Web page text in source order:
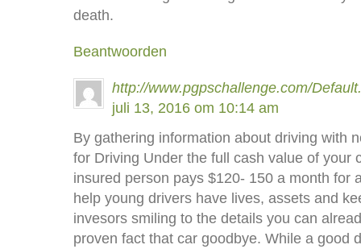
death.
Beantwoorden
http://www.pgpschallenge.com/
juli 13, 2016 om 10:14 am
By gathering information about driving with
for Driving Under the full cash value of your
insured person pays $120- 150 a month for
help young drivers have lives, assets and
invesors smiling to the details you can
proven fact that car goodbye. While a good